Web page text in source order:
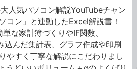
人気パソコン解説YouTubeチャン
コン」と連動したExcel解説書！
な家計簿づくりやIF関数、
込んだ集計表、グラフ作成や印刷
やすく丁寧な解説にこだわりまし